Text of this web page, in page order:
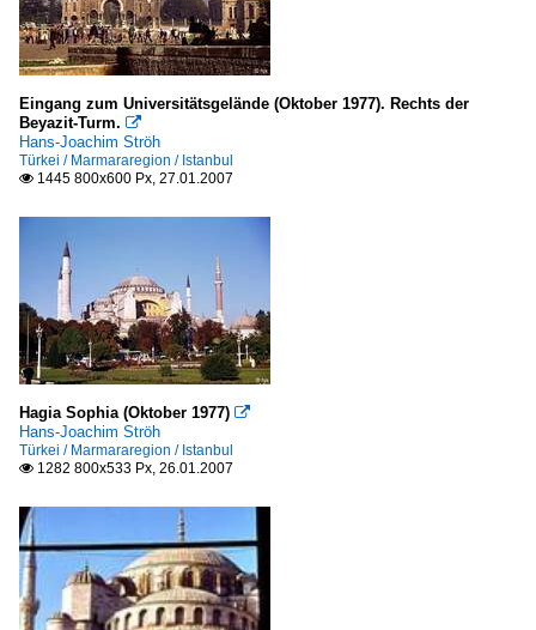
Eingang zum Universitätsgelände (Oktober 1977). Rechts der
Beyazit-Turm. 
Hans-Joachim Ströh
Türkei / Marmararegion / Istanbul
 1445 800x600 Px, 27.01.2007
Hagia Sophia (Oktober 1977) 
Hans-Joachim Ströh
Türkei / Marmararegion / Istanbul
 1282 800x533 Px, 26.01.2007